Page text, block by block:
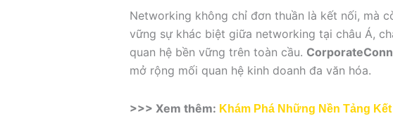
Networking không chỉ đơn thuần là kết nối, mà
vững sự khác biệt giữa networking tại châu Á,
quan hệ bền vững trên toàn cầu.
mở rộng mối quan hệ kinh doanh đa văn hóa.
>>> Xem thêm: Khám Phá Những Nền Tảng